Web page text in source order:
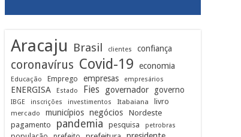
Aracaju Brasil clientes confiança
coronavírus Covid-19 economia
Educação Emprego empresas empresários
ENERGISA Estado Fies governador governo
IBGE inscrições investimentos Itabaiana livro
mercado municípios negócios Nordeste
pagamento pandemia pesquisa petrobras